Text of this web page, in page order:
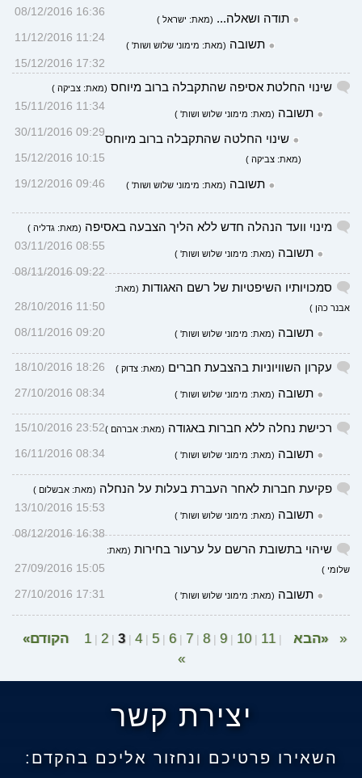
16:36 08/12/2016 תודה ושאלה... (מאת: ישראל )
11:24 11/12/2016 תשובה (מאת: מימוני שלוש ושות' )
17:32 15/12/2016
שינוי החלטת אסיפה שהתקבלה ברוב מיוחס (מאת: צביקה )
11:34 15/11/2016 תשובה (מאת: מימוני שלוש ושות' )
09:29 30/11/2016שינוי החלטה שהתקבלה ברוב מיוחס
(מאת: צביקה ) 10:15 15/12/2016
תשובה (מאת: מימוני שלוש ושות' ) 09:46 19/12/2016
מינוי וועד הנהלה חדש ללא הליך הצבעה באסיפה (מאת: גדליה )
08:55 03/11/2016 תשובה (מאת: מימוני שלוש ושות' )
09:22 08/11/2016
סמכויותיו השיפטיות של רשם האגודות (מאת:
אבנר כהן )
11:50 28/10/2016
תשובה (מאת: מימוני שלוש ושות' ) 09:20 08/11/2016
עקרון השוויוניות בהצבעת חברים (מאת: צדוק ) 18:26 18/10/2016
תשובה (מאת: מימוני שלוש ושות' ) 08:34 27/10/2016
רכישת נחלה ללא חברות באגודה (מאת: אברהם )23:52 15/10/2016
תשובה (מאת: מימוני שלוש ושות' ) 08:34 16/11/2016
פקיעת חברות לאחר העברת בעלות על הנחלה (מאת: אבשלום )
15:53 13/10/2016 תשובה (מאת: מימוני שלוש ושות' )
16:38 08/12/2016
שיהוי בתשובת הרשם על ערעור בחירות (מאת:
שלומי )
15:05 27/09/2016
תשובה (מאת: מימוני שלוש ושות' ) 17:31 27/10/2016
« «הבא |
11
|
10
|
9
|
8
|
7
|
6
|
5
|
4
|
3
|
2
|
1
הקודם»
»
יצירת קשר
השאירו פרטיכם ונחזור אליכם בהקדם: